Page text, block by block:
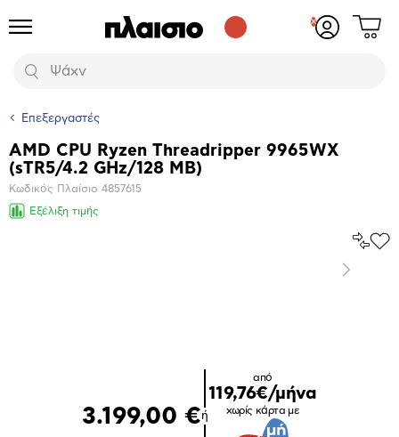
Προϊόντα
Αναζήτηση
Δες
Επεξεργαστές
Βασικά
χαρακτηριστικά
AMD CPU Ryzen Threadripper 9965WX
(sTR5/4.2 GHz/128 ΜΒ)
Κωδικός Πλαίσιο 4857615
Εξέλιξη τιμής
Επόμενο
3.199,00 €ή
από
119,76€/μήνα
χωρίς κάρτα με